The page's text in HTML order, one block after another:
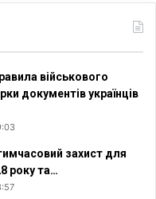
військового
документів українців
захист для
року та…